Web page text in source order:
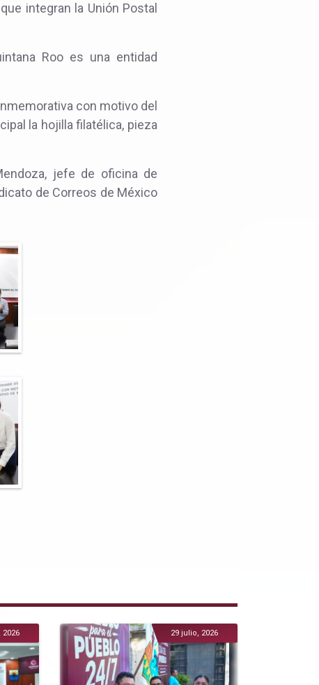
integran la Unión Postal
Roo es una entidad
con motivo del
la hojilla filatélica, pieza
jefe de oficina de
de Correos de México
2026 29 julio, 2026